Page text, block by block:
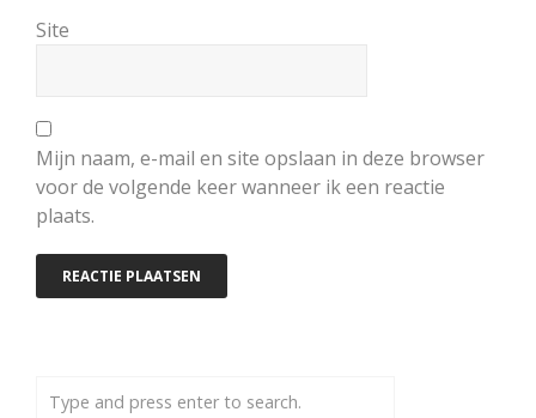
Site
Mijn naam, e-mail en site opslaan in deze browser
voor de volgende keer wanneer ik een reactie
plaats.